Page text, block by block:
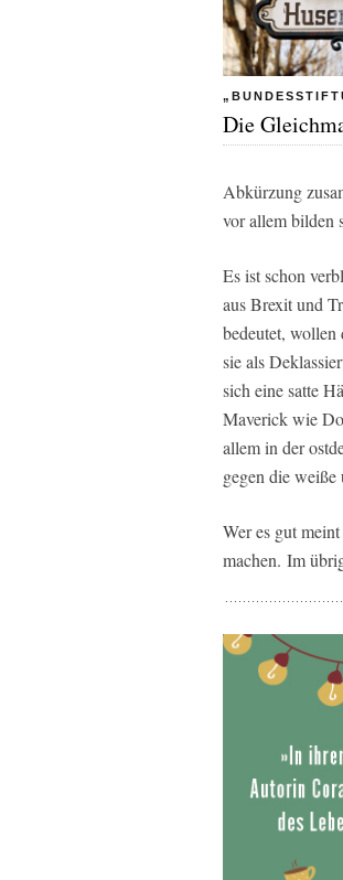
Die
Abkürzung
vor allem bilden
Es ist schon
aus Brexit und
bedeutet,
sie als
sich eine satte
Maverick wie
allem in der
gegen die
Wer es gut
machen. Im